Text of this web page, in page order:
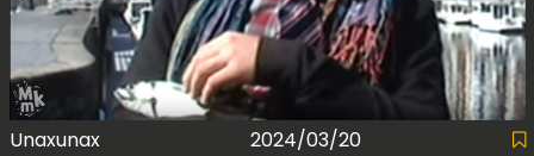
Unaxunax 2024/03/20